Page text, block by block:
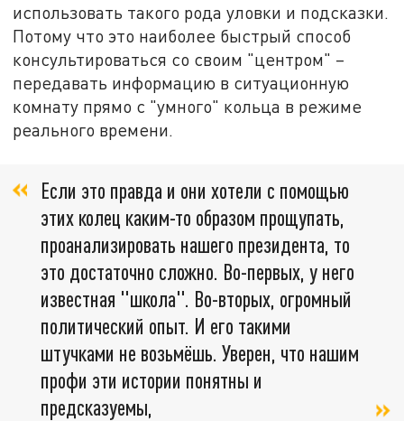
использовать такого рода уловки и подсказки.
Потому что это наиболее быстрый способ
консультироваться со своим "центром" –
передавать информацию в ситуационную
комнату прямо с "умного" кольца в режиме
реального времени.
Если это правда и они хотели с помощью
этих колец каким-то образом прощупать,
проанализировать нашего президента, то
это достаточно сложно. Во-первых, у него
известная "школа". Во-вторых, огромный
политический опыт. И его такими
штучками не возьмёшь. Уверен, что нашим
профи эти истории понятны и
предсказуемы,